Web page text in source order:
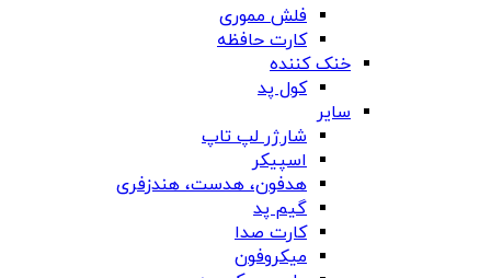
فلش مموری
کارت حافظه
خنک کننده
کول پد
سایر
شارژر لپ تاپ
اسپیکر
هدفون، هدست، هندزفری
گیم پد
کارت صدا
میکروفون